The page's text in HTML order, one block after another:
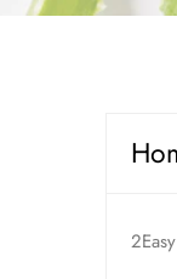
2Easy